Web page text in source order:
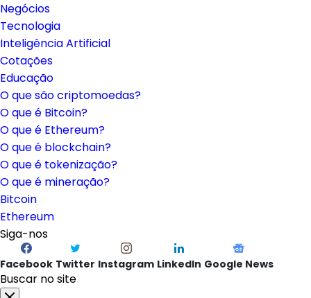
Negócios
Tecnologia
Inteligência Artificial
Cotações
Educação
O que são criptomoedas?
O que é Bitcoin?
O que é Ethereum?
O que é blockchain?
O que é tokenização?
O que é mineração?
Bitcoin
Ethereum
Siga-nos
Facebook Twitter Instagram LinkedIn Google News
Buscar no site